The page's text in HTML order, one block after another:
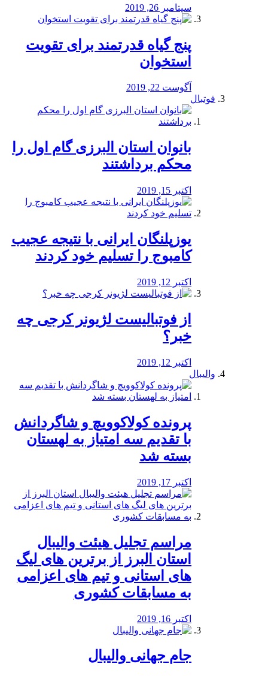
سپتامبر 26, 2019
پنج گیاه قدرتمند برای تقویت
استخوان
آگوست 22, 2019
فوتبال
بانوان استان البرزی گام اول را
محكم برداشتند
اکتبر 15, 2019
یوزپلنگان ایرانی با نتیجه عجیب
کامبوج را تسلیم خود کردند
اکتبر 12, 2019
از فوتبالیست لژیونر کرجی چه
خبر؟
اکتبر 12, 2019
والیبال
پرونده کولاکوویچ و شاگردانش
با تقدیم سه امتیاز به لهستان
بسته شد
اکتبر 17, 2019
مراسم تجلیل هیئت والیبال
استان البرز از برترین های لیگ
های استانی و تیم های اعزامی
به مسابقات کشوری
اکتبر 16, 2019
جام جهانی والیبال